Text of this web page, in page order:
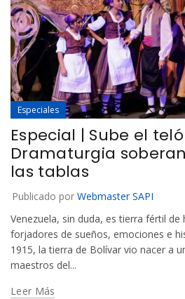
Especiales
Especial | Sube el
Dramaturgia
las tablas
Publicado por Webmaster SAPI
Venezuela, sin duda, es tierra fértil
forjadores de sueños, emociones e
1915, la tierra de Bolívar vio nacer a
maestros del...
Leer Más